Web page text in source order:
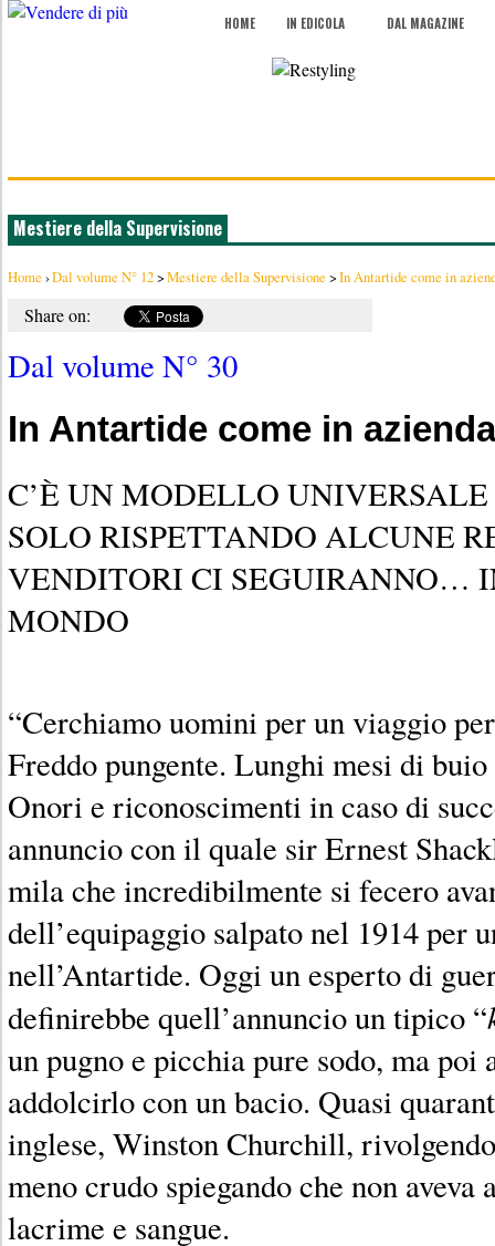
HOME IN EDICOLA DAL MAGAZINE
Mestiere della Supervisione
Home ›Dal volume N° 12>Mestiere della Supervisione >In Antartide come in
Share on:
Dal volume N° 30
In Antartide come in azienda
C’È UN MODELLO
SOLO RISPETTANDO ALCUNE
VENDITORI CI SEGUIRANNO…
MONDO
“Cerchiamo uomini per un viaggio
Freddo pungente. Lunghi mesi di
Onori e riconoscimenti in caso di
annuncio con il quale sir Ernest
mila che incredibilmente si fecero
dell’equipaggio salpato nel 1914 per
nell’Antartide. Oggi un esperto di
definirebbe quell’annuncio un tipico “
un pugno e picchia pure sodo, ma poi
addolcirlo con un bacio. Quasi
inglese, Winston Churchill,
meno crudo spiegando che non
lacrime e sangue.